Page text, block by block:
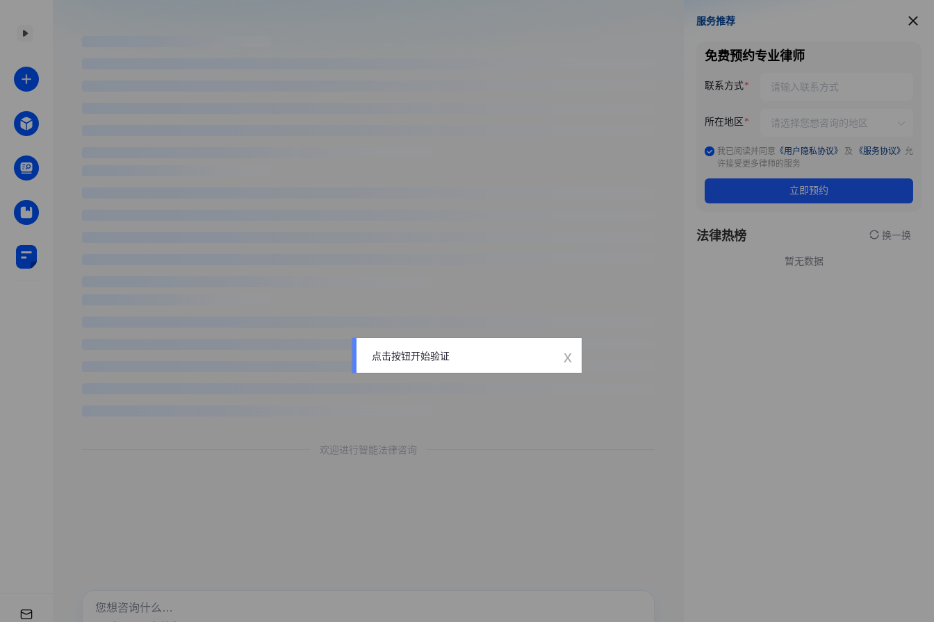
欢迎进行智能法律咨询
服务推荐
服务推荐
免费预约专业律师
联系方式
所在地区
我已阅读并同意 《用户隐私协议》 及 《服务协议》 允
许接受更多律师的服务
立即预约
法律热榜 换一换
暂无数据
点击按钮开始验证 x